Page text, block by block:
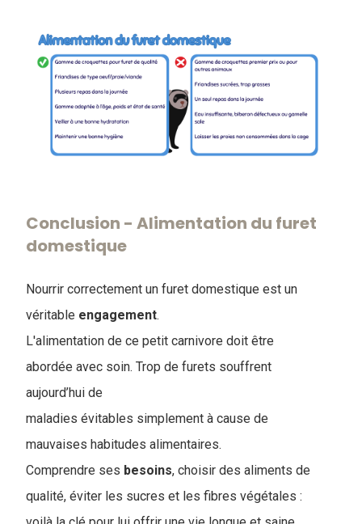
Conclusion - ​Alimentation du furet
domestique
Nourrir correctement un furet domestique est un
véritable engagement.
L'alimentation de ce petit carnivore doit être
abordée avec soin. Trop de furets souffrent
aujourd’hui de
maladies évitables simplement à cause de
mauvaises habitudes alimentaires.
Comprendre ses besoins, choisir des aliments de
qualité, éviter les sucres et les fibres végétales :